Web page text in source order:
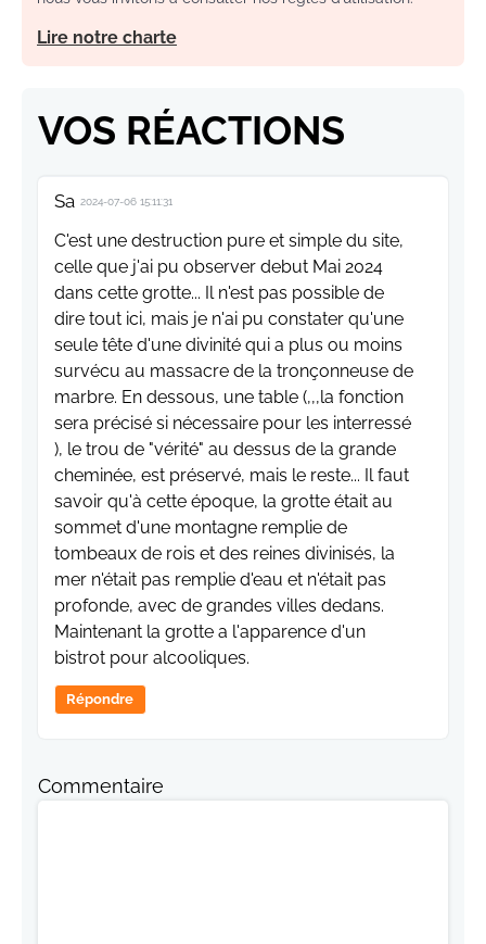
Lire notre charte
VOS RÉACTIONS
Sa 2024-07-06 15:11:31
C'est une destruction pure et simple du site,
celle que j'ai pu observer debut Mai 2024
dans cette grotte... Il n'est pas possible de
dire tout ici, mais je n'ai pu constater qu'une
seule tête d'une divinité qui a plus ou moins
survécu au massacre de la tronçonneuse de
marbre. En dessous, une table (,,,la fonction
sera précisé si nécessaire pour les interressé
), le trou de "vérité" au dessus de la grande
cheminée, est préservé, mais le reste... Il faut
savoir qu'à cette époque, la grotte était au
sommet d'une montagne remplie de
tombeaux de rois et des reines divinisés, la
mer n'était pas remplie d'eau et n'était pas
profonde, avec de grandes villes dedans.
Maintenant la grotte a l'apparence d'un
bistrot pour alcooliques.
Répondre
Commentaire